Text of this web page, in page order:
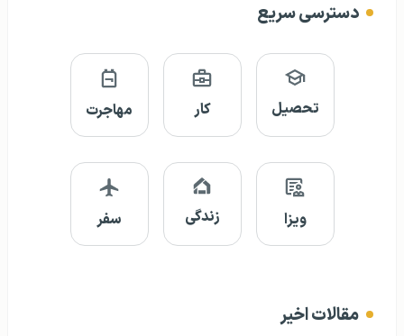
دسترسی سریع
تحصیل کار مهاجرت
ویزا زندگی سفر
مقالات اخیر